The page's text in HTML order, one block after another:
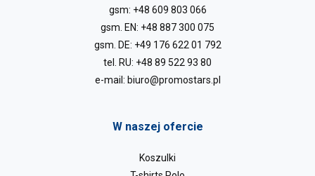
gsm: +48 609 803 066
gsm. EN: +48 887 300 075
gsm. DE: +49 176 622 01 792
tel. RU: +48 89 522 93 80
e-mail: biuro@promostars.pl
W naszej ofercie
Koszulki